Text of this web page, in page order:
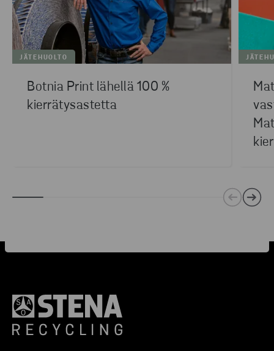
JÄTEHUOLTO
Botnia Print lähellä 100 %
kierrätysastetta